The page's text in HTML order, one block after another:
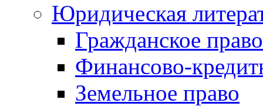
Юридическая
Гражданское право
Финансово-
Земельное право